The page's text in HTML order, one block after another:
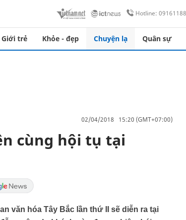
Hotline:
Giới trẻ Khỏe - đẹp Chuyện lạ Quân sự
02/04/2018 15:20 (GMT+07:00)
cùng hội tụ tại
văn hóa Tây Bắc lần thứ II sẽ diễn ra tại